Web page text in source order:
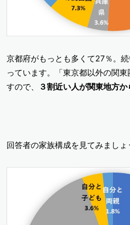
京都府がもっとも多くて27％。
っています。「東京都以外の関東
すので、
３割近い人が関東地方
回答者の家族構成を見てみましょ